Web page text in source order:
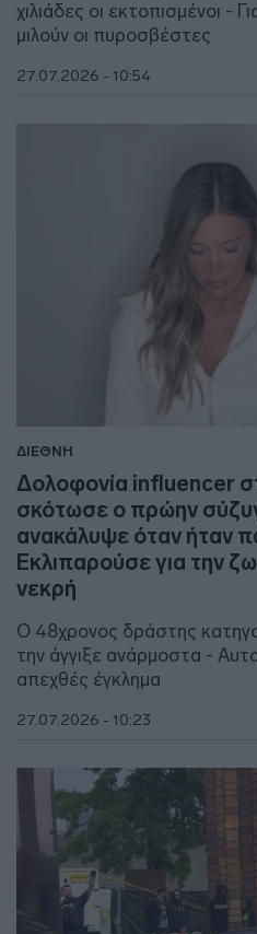
χιλιάδες οι εκτοπισμένοι -
μιλούν οι πυροσβέστες
27.07.2026 - 10:54
ΔΙΕΘΝΗ
Δολοφονία influencer
σκότωσε ο πρώην
ανακάλυψε όταν ήταν
Εκλιπαρούσε για την
νεκρή
Ο 48χρονος δράστης
την άγγιξε ανάρμοστα -
απεχθές έγκλημα
27.07.2026 - 10:23